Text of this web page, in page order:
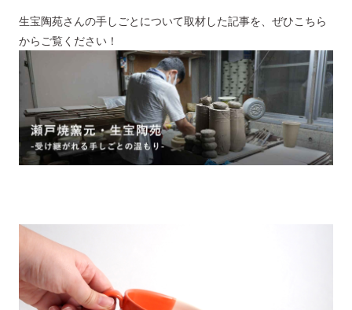
生宝陶苑さんの手しごとについて取材した記事を、ぜひこちら
からご覧ください！